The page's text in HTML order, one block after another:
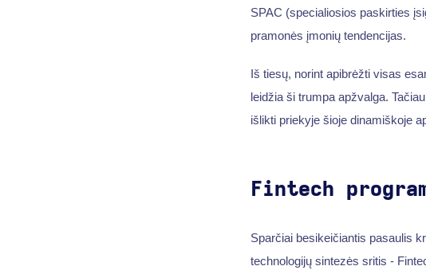
SPAC (specialiosios paskirties
pramonės įmonių tendencijas.
Iš tiesų, norint apibrėžti visas
leidžia ši trumpa apžvalga.
išlikti priekyje šioje dinamiškoje
Fintech
Sparčiai besikeičiantis pasaulis
technologijų sintezės sritis -